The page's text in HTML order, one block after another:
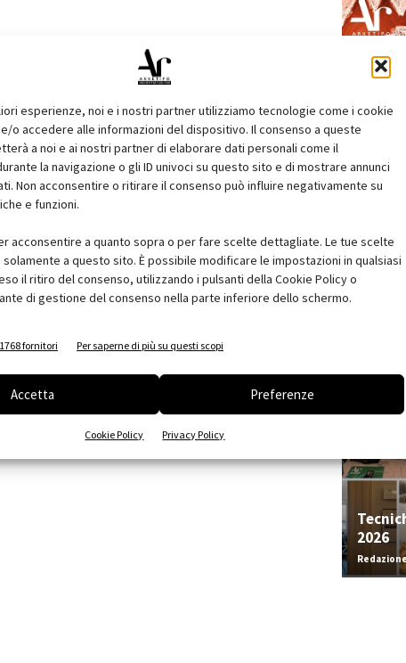
esperienze, noi e i nostri partner utilizziamo tecnologie come i cookie
o accedere alle informazioni del dispositivo. Il consenso a queste
a noi e ai nostri partner di elaborare dati personali come il
la navigazione o gli ID univoci su questo sito e di mostrare annunci
Non acconsentire o ritirare il consenso può influire negativamente su
e funzioni.
acconsentire a quanto sopra o per fare scelte dettagliate. Le tue scelte
a questo sito. È possibile modificare le impostazioni in qualsiasi
il ritiro del consenso, utilizzando i pulsanti della Cookie Policy o
di gestione del consenso nella parte inferiore dello schermo.
fornitori Per saperne di più su questi scopi
Accetta Preferenze
Cookie Policy Privacy Policy
2026